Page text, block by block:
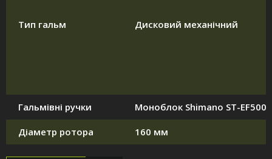
Тип гальм Дисковий механічний
Гальмівні ручки Моноблок Shimano ST-EF500
Діаметр ротора 160 мм